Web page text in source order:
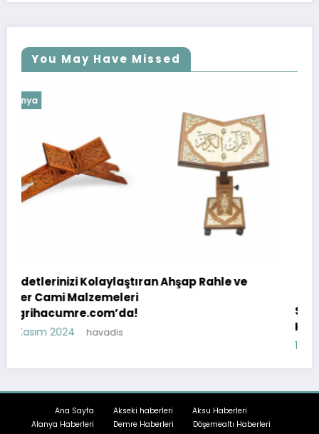
You May Have Missed
Ahşap Rahle ve
Sapanca’da Doğa ile İç İçe
Ana Sayfa Akseki haberleri
Aksu Haberleri